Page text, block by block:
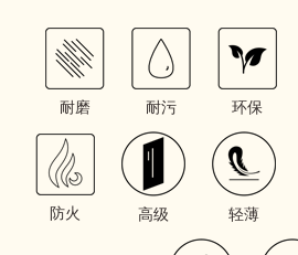
耐磨 耐污 环保
防火 高级 轻薄